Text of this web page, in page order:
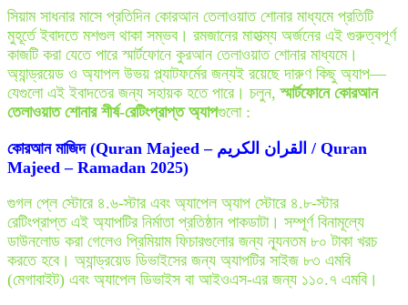
সিয়াম সাধনার মাসে প্রতিদিন কোরআন তেলাওয়াত শোনার মাধ্যমে প্রতিটি
মুহূর্তে ইবাদতে মশগুল থাকা সম্ভব। রমজানের মাহাত্ম্য অর্জনের এই গুরুত্বপূর্ণ
কাজটি করা যেতে পারে স্মার্টফোনে কুরআন তেলাওয়াত শোনার মাধ্যমে।
অ্যান্ড্রয়েড ও অ্যাপল উভয় প্ল্যাটফর্মের জন্যই রয়েছে দারুণ কিছু অ্যাপ—
যেগুলো এই ইবাদতের জন্য সহায়ক হতে পারে। চলুন,স্মার্টফোনে কোরআন
তেলাওয়াত শোনার শীর্ষ-রেটিংপ্রাপ্ত অ্যাপগুলো :
কোরআন মাজিদ (Quran Majeed – القران الكريم / Quran
Majeed – Ramadan 2025)
গুগল প্লে স্টোরে ৪.৬-স্টার এবং অ্যাপেল অ্যাপ স্টোরে ৪.৮-স্টার
রেটিংপ্রাপ্ত এই অ্যাপটির নির্মাতা প্রতিষ্ঠান পাকডাটা। সম্পূর্ণ বিনামূল্যে
ডাউনলোড করা গেলেও প্রিমিয়াম ফিচারগুলোর জন্য ন্যূনতম ৮০ টাকা খরচ
করতে হবে। অ্যান্ড্রয়েড ডিভাইসের জন্য অ্যাপটির সাইজ ৮৩ এমবি
(মেগাবাইট) এবং অ্যাপেল ডিভাইস বা আইওএস-এর জন্য ১১০.৭ এমবি।